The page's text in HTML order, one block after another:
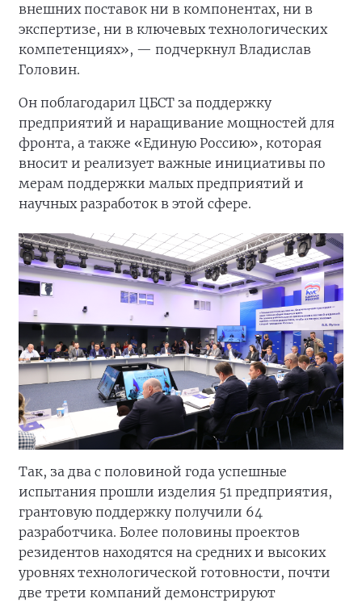
внешних поставок ни в компонентах, ни в
экспертизе, ни в ключевых технологических
компетенциях», — подчеркнул Владислав
Головин.
Он поблагодарил ЦБСТ за поддержку
предприятий и наращивание мощностей для
фронта, а также «Единую Россию», которая
вносит и реализует важные инициативы по
мерам поддержки малых предприятий и
научных разработок в этой сфере.
Так, за два с половиной года успешные
испытания прошли изделия 51 предприятия,
грантовую поддержку получили 64
разработчика. Более половины проектов
резидентов находятся на средних и высоких
уровнях технологической готовности, почти
две трети компаний демонстрируют